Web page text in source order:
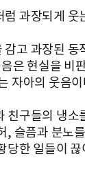
과장되게
고 과장된
은 현실을 비
자아의 웃음
친구들의 냉
, 슬픔과 분노
당한 일들이